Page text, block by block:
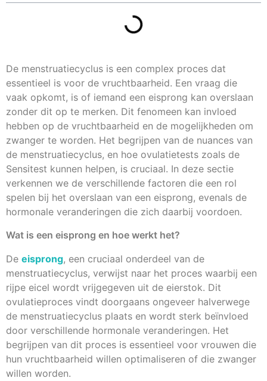
De menstruatiecyclus is een complex proces dat
essentieel is voor de vruchtbaarheid. Een vraag die
vaak opkomt, is of iemand een eisprong kan overslaan
zonder dit op te merken. Dit fenomeen kan invloed
hebben op de vruchtbaarheid en de mogelijkheden om
zwanger te worden. Het begrijpen van de nuances van
de menstruatiecyclus, en hoe ovulatietests zoals de
Sensitest kunnen helpen, is cruciaal. In deze sectie
verkennen we de verschillende factoren die een rol
spelen bij het overslaan van een eisprong, evenals de
hormonale veranderingen die zich daarbij voordoen.
Wat is een eisprong en hoe werkt het?
De eisprong, een cruciaal onderdeel van de
menstruatiecyclus, verwijst naar het proces waarbij een
rijpe eicel wordt vrijgegeven uit de eierstok. Dit
ovulatieproces vindt doorgaans ongeveer halverwege
de menstruatiecyclus plaats en wordt sterk beïnvloed
door verschillende hormonale veranderingen. Het
begrijpen van dit proces is essentieel voor vrouwen die
hun vruchtbaarheid willen optimaliseren of die zwanger
willen worden.